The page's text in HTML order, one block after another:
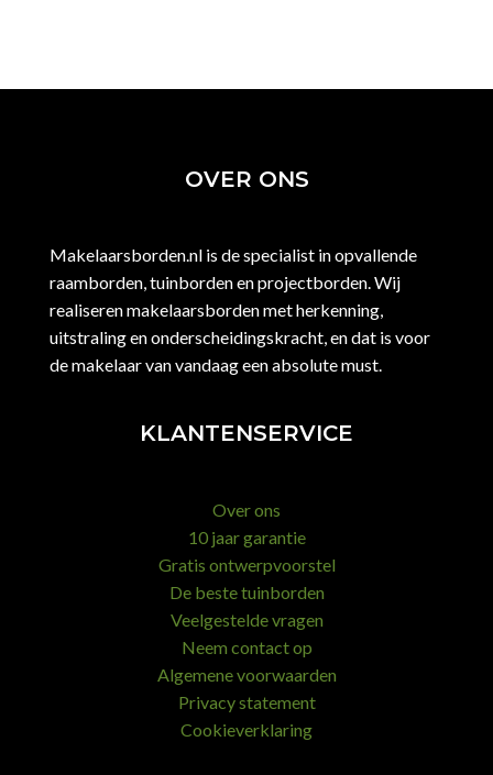
OVER ONS
Makelaarsborden.nl is de specialist in opvallende
raamborden, tuinborden en projectborden. Wij
realiseren makelaarsborden met herkenning,
uitstraling en onderscheidingskracht, en dat is voor
de makelaar van vandaag een absolute must.
KLANTENSERVICE
Over ons
10 jaar garantie
Gratis ontwerpvoorstel
De beste tuinborden
Veelgestelde vragen
Neem contact op
Algemene voorwaarden
Privacy statement
Cookieverklaring